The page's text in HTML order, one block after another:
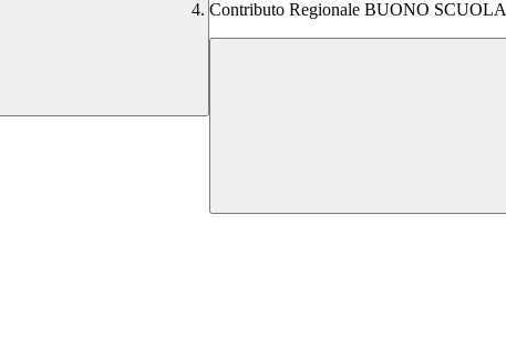
Contributo Regionale BUONO SCUOLA